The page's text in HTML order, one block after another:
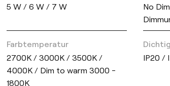
5 W / 6 W / 7 W
No
Farbtemperatur
2700K / 3000K / 3500K /
4000K / Dim to warm 3000 -
1800K
IP20 /